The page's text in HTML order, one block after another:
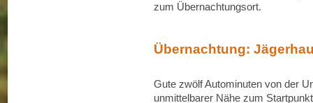
zum Übernachtungsort.
Übernachtung:
Gute zwölf Autominuten von der
unmittelbarer Nähe zum